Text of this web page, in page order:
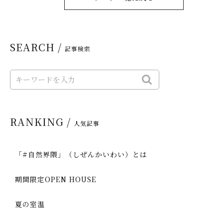
SEARCH / 記事検索
RANKING / 人気記事
「#自然界隈」（しぜんかいわい）とは
期間限定OPEN HOUSE
夏の室温